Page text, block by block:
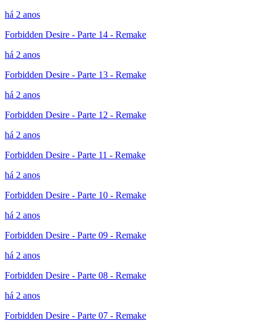
há 2 anos
Forbidden Desire - Parte 14 - Remake
há 2 anos
Forbidden Desire - Parte 13 - Remake
há 2 anos
Forbidden Desire - Parte 12 - Remake
há 2 anos
Forbidden Desire - Parte 11 - Remake
há 2 anos
Forbidden Desire - Parte 10 - Remake
há 2 anos
Forbidden Desire - Parte 09 - Remake
há 2 anos
Forbidden Desire - Parte 08 - Remake
há 2 anos
Forbidden Desire - Parte 07 - Remake